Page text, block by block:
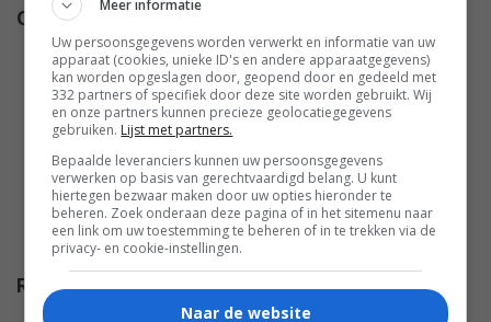
Cast
Hugh Griffith,Alan Bates,
Murray Melvin, David Warner,
Peter Jeffrey,Dirk Bogarde,
George Murcell
Brown,Mike Pratt,David
Opatoshu,Elizabeth Hartman
Carol White,Thomas
Heathcote
Release
08.12.1968
Meer informatie
Uw persoonsgegevens worden verwerkt en informatie van uw
apparaat (cookies, unieke ID's en andere apparaatgegevens)
kan worden opgeslagen door, geopend door en gedeeld met
332 partners of specifiek door deze site worden gebruikt. Wij
en onze partners kunnen precieze geolocatiegegevens
gebruiken. Lijst met partners.
Bepaalde leveranciers kunnen uw persoonsgegevens
verwerken op basis van gerechtvaardigd belang. U kunt
hiertegen bezwaar maken door uw opties hieronder te
beheren. Zoek onderaan deze pagina of in het sitemenu naar
een link om uw toestemming te beheren of in te trekken via de
privacy- en cookie-instellingen.
Naar de website